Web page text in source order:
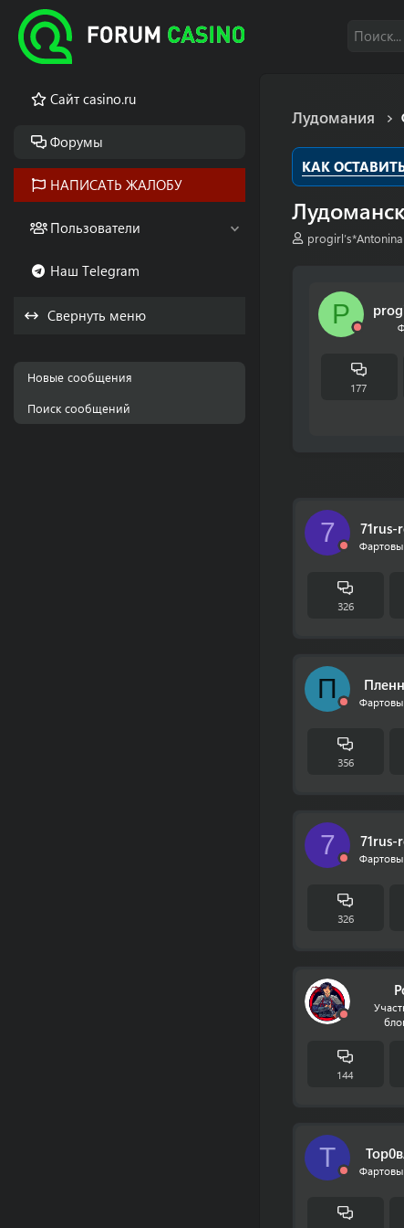
Cайт casino.ru
Форумы
НАПИСАТЬ ЖАЛОБУ
Пользователи
Наш Telegram
Свернуть меню
Новые сообщения
Поиск сообщений
Лудомания
КАК
А
progirl’s*Antonina
P
177
7 71rus-
326
П
356
7 71rus-
326
144
Т